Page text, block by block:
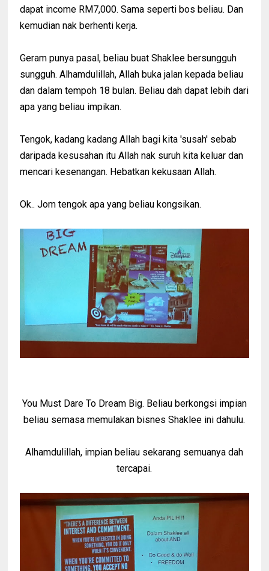
dapat income RM7,000. Sama seperti bos beliau. Dan
kemudian nak berhenti kerja.
Geram punya pasal, beliau buat Shaklee bersungguh
sungguh. Alhamdulillah, Allah buka jalan kepada beliau
dan dalam tempoh 18 bulan. Beliau dah dapat lebih dari
apa yang beliau impikan.
Tengok, kadang kadang Allah bagi kita 'susah' sebab
daripada kesusahan itu Allah nak suruh kita keluar dan
mencari kesenangan. Hebatkan kekusaan Allah.
Ok.. Jom tengok apa yang beliau kongsikan.
You Must Dare To Dream Big. Beliau berkongsi impian
beliau semasa memulakan bisnes Shaklee ini dahulu.
Alhamdulillah, impian beliau sekarang semuanya dah
tercapai.